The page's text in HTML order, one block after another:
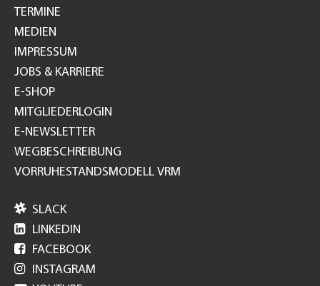
TERMINE
MEDIEN
IMPRESSUM
JOBS & KARRIERE
E-SHOP
MITGLIEDERLOGIN
E-NEWSLETTER
WEGBESCHREIBUNG
VORRUHESTANDSMODELL VRM
 SLACK
 LINKEDIN
 FACEBOOK
 INSTAGRAM